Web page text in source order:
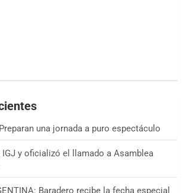
una jornada a puro espectáculo
IGJ y oficializó el llamado a Asamblea
Baradero recibe la fecha especial